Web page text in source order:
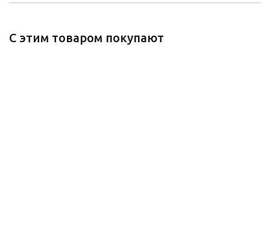
С этим товаром покупают